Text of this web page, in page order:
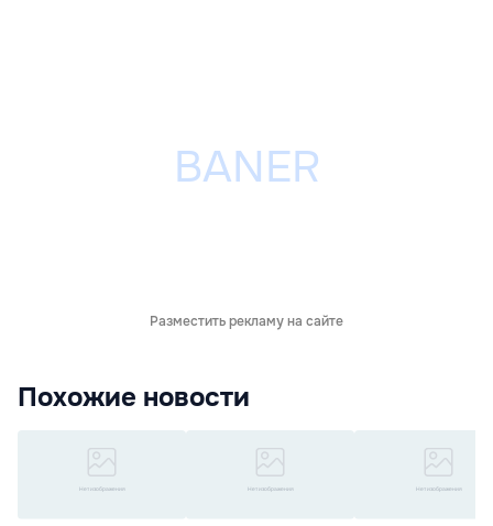
Разместить рекламу на сайте
Похожие новости